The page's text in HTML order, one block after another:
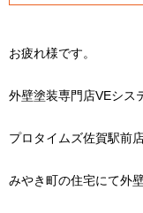
お疲れ様です。
外壁塗装専門店VEシス
プロタイムズ佐賀駅前店
みやき町の住宅にて外